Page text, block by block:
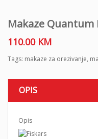
Makaze Quantum
110.00 KM
Tags: makaze za orezivanje,
OPIS
Opis